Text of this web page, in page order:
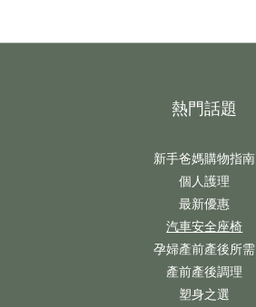
熱門話題
新手爸媽購物指南
個人護理
最新優惠
汽車安全座椅
孕婦產前產後所需
產前產後調理
塑身之選